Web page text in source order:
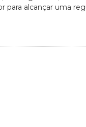
para alcançar uma